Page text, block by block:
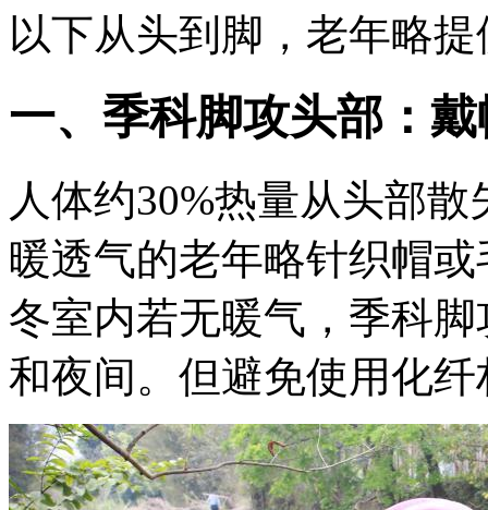
以下从头到脚，老年略提
一、季科脚攻头部：
人体约30%热量从头部
暖透气的老年略针织帽
冬室内若无暖气，季科
和夜间。但避免使用化